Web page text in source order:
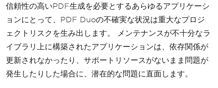
信頼性の高いPDF生成を必要とするあらゆるアプリケーシ
ョンにとって、PDF Duoの不確実な状況は重大なプロジ
ェクトリスクを生み出します。 メンテナンスが不十分なラ
イブラリ上に構築されたアプリケーションは、依存関係が
更新されなかったり、サポートリソースがないまま問題が
発生したりした場合に、潜在的な問題に直面します。